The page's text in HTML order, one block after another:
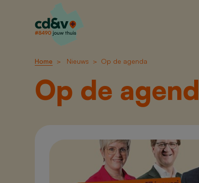
Home Nieuws Op de agenda
Op de